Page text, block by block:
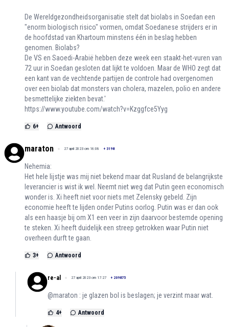
De Wereldgezondheidsorganisatie stelt dat biolabs in Soedan een
"enorm biologisch risico" vormen, omdat Soedanese strijders er in
de hoofdstad van Khartoum minstens één in beslag hebben
genomen. Biolabs?
De VS en Saoedi-Arabië hebben deze week een staakt-het-vuren van
72 uur in Soedan gesloten dat lijkt te voldoen. Maar de WHO zegt dat
een kant van de vechtende partijen de controle had overgenomen
over een biolab dat monsters van cholera, mazelen, polio en andere
besmettelijke ziekten bevat.'
https://www.youtube.com/watch?v=Kzggfce5Yyg
6+ Antwoord
maraton 27 april 2023 om 16:08 + 3198
Nehemia:
Het hele lijstje was mij niet bekend maar dat Rusland de belangrijkste
leverancier is wist ik wel. Neemt niet weg dat Putin geen economisch
wonder is. Xi heeft niet voor niets met Zelensky gebeld. Zijn
economie heeft te lijden onder Putins oorlog. Putin was er dan ook
als een haasje bij om X1 een veer in zijn daarvoor bestemde opening
te steken. Xi heeft duidelijk een streep getrokken waar Putin niet
overheen durft te gaan.
3+ Antwoord
re-al 27 april 2023 om 17:27 + 209875
@maraton : je glazen bol is beslagen; je verzint maar wat.
4+ Antwoord